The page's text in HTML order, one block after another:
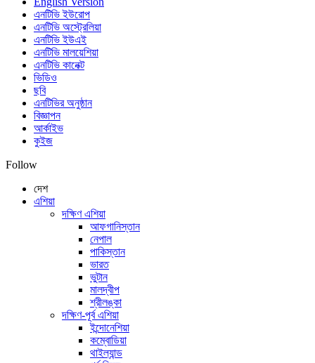
এনটিভি ইউরোপ
এনটিভি অস্ট্রেলিয়া
এনটিভি ইউএই
এনটিভি মালয়েশিয়া
এনটিভি কানেক্ট
ভিডিও
ছবি
এনটিভির অনুষ্ঠান
বিজ্ঞাপন
আর্কাইভ
কুইজ
Follow
দেশ
এশিয়া
দক্ষিণ এশিয়া
আফগানিস্তান
নেপাল
পাকিস্তান
ভারত
ভুটান
মালদ্বীপ
শ্রীলঙ্কা
দক্ষিণ-পূর্ব এশিয়া
ইন্দোনেশিয়া
কম্বোডিয়া
থাইল্যান্ড